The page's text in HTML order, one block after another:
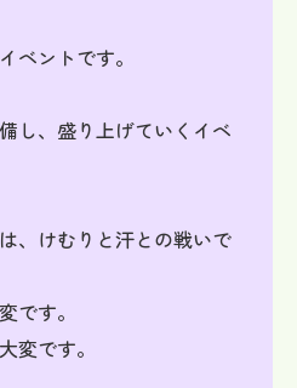
ベントです。
し、盛り上げていくイベ
、けむりと汗との戦いで
です。
変です。